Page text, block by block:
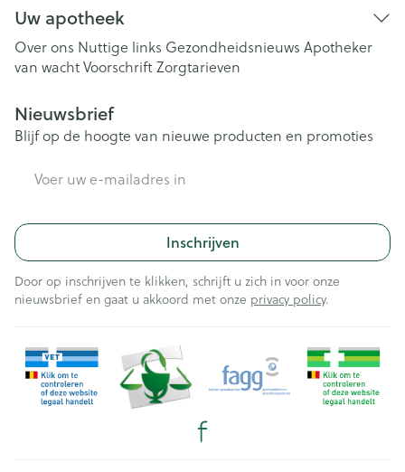
Uw apotheek
Over ons Nuttige links Gezondheidsnieuws Apotheker
van wachtVoorschriftZorgtarieven
Nieuwsbrief
Blijf op de hoogte van nieuwe producten en promoties
Inschrijven
Door op inschrijven te klikken, schrijft u zich in voor onze
nieuwsbrief en gaat u akkoord met onze privacy policy.